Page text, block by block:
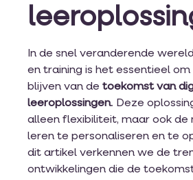
In de snel veranderende
en training is het essentieel
blijven van de toekomst van
leeroplossingen. Deze
alleen flexibiliteit, maar ook de
leren te personaliseren en te
dit artikel verkennen we de
ontwikkelingen die de